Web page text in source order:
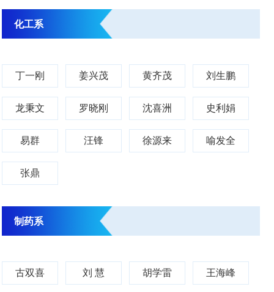
化工系
丁一刚 姜兴茂 黄齐茂 刘生鹏
龙秉文 罗晓刚 沈喜洲 史利娟
易群 汪锋 徐源来 喻发全
张鼎
制药系
古双喜 刘 慧 胡学雷 王海峰